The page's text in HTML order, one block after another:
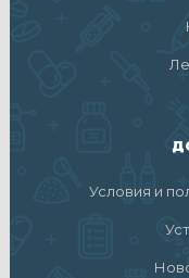
Условия и